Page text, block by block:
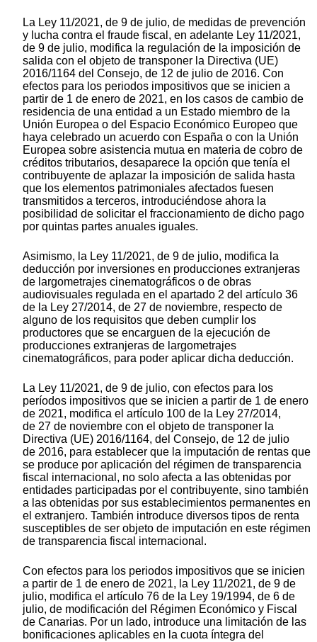
La Ley 11/2021, de 9 de julio, de medidas de prevención
y lucha contra el fraude fiscal, en adelante Ley 11/2021,
de 9 de julio, modifica la regulación de la imposición de
salida con el objeto de transponer la Directiva (UE)
2016/1164 del Consejo, de 12 de julio de 2016. Con
efectos para los periodos impositivos que se inicien a
partir de 1 de enero de 2021, en los casos de cambio de
residencia de una entidad a un Estado miembro de la
Unión Europea o del Espacio Económico Europeo que
haya celebrado un acuerdo con España o con la Unión
Europea sobre asistencia mutua en materia de cobro de
créditos tributarios, desaparece la opción que tenía el
contribuyente de aplazar la imposición de salida hasta
que los elementos patrimoniales afectados fuesen
transmitidos a terceros, introduciéndose ahora la
posibilidad de solicitar el fraccionamiento de dicho pago
por quintas partes anuales iguales.
Asimismo, la Ley 11/2021, de 9 de julio, modifica la
deducción por inversiones en producciones extranjeras
de largometrajes cinematográficos o de obras
audiovisuales regulada en el apartado 2 del artículo 36
de la Ley 27/2014, de 27 de noviembre, respecto de
alguno de los requisitos que deben cumplir los
productores que se encarguen de la ejecución de
producciones extranjeras de largometrajes
cinematográficos, para poder aplicar dicha deducción.
La Ley 11/2021, de 9 de julio, con efectos para los
períodos impositivos que se inicien a partir de 1 de enero
de 2021, modifica el artículo 100 de la Ley 27/2014,
de 27 de noviembre con el objeto de transponer la
Directiva (UE) 2016/1164, del Consejo, de 12 de julio
de 2016, para establecer que la imputación de rentas que
se produce por aplicación del régimen de transparencia
fiscal internacional, no solo afecta a las obtenidas por
entidades participadas por el contribuyente, sino también
a las obtenidas por sus establecimientos permanentes en
el extranjero. También introduce diversos tipos de renta
susceptibles de ser objeto de imputación en este régimen
de transparencia fiscal internacional.
Con efectos para los periodos impositivos que se inicien
a partir de 1 de enero de 2021, la Ley 11/2021, de 9 de
julio, modifica el artículo 76 de la Ley 19/1994, de 6 de
julio, de modificación del Régimen Económico y Fiscal
de Canarias. Por un lado, introduce una limitación de las
bonificaciones aplicables en la cuota íntegra del